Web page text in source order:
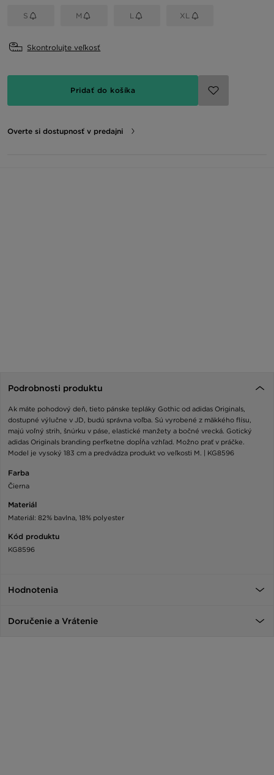
S M L XL
Skontrolujte veľkosť
Pridať do košíka
Overte si dostupnosť v predajni
Podrobnosti produktu
Ak máte pohodový deň, tieto pánske tepláky Gothic od adidas Originals,
dostupné výlučne v JD, budú správna voľba. Sú vyrobené z mäkkého flísu,
majú voľný strih, šnúrku v páse, elastické manžety a bočné vrecká. Gotický
adidas Originals branding perfketne dopĺňa vzhľad. Možno prať v práčke.
Model je vysoký 183 cm a predvádza produkt vo veľkosti M. | KG8596
Farba
Čierna
Materiál
Materiál: 82% bavlna, 18% polyester
Kód produktu
KG8596
Hodnotenia
Doručenie a Vrátenie